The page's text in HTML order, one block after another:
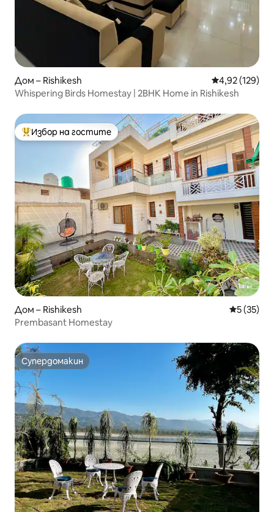
Дом – Rishikesh Средна
4,92 (129)
Whispering Birds Homestay | 2BHK Home in Rishikesh
Най-популярен избор на гостите
Избор на гостите
Дом – Rishikesh Средна
5 (35)
Prembasant Homestay
Супердомакин
Супердомакин